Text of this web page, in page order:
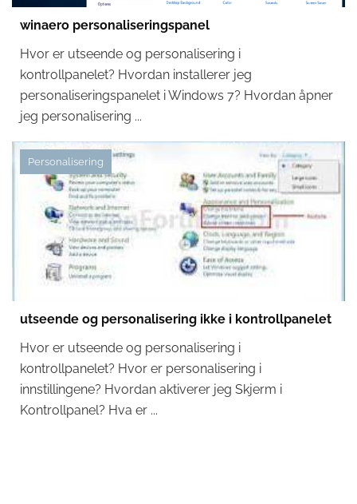
winaero personaliseringspanel
Hvor er utseende og personalisering i
kontrollpanelet? Hvordan installerer jeg
personaliseringspanelet i Windows 7? Hvordan åpner
jeg personalisering ...
Personalisering
utseende og personalisering ikke i kontrollpanelet
Hvor er utseende og personalisering i
kontrollpanelet? Hvor er personalisering i
innstillingene? Hvordan aktiverer jeg Skjerm i
Kontrollpanel? Hva er ...